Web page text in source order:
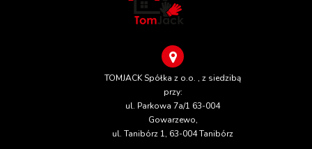
TOMJACK Spółka z o.o. , z siedzibą
przy:
ul. Parkowa 7a/1 63-004
Gowarzewo,
ul. Tanibórz 1, 63-004 Tanibórz